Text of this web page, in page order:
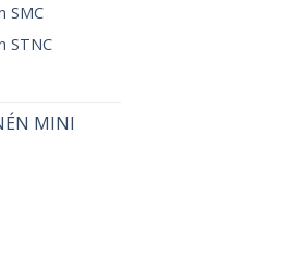
SMC
STNC
MINI